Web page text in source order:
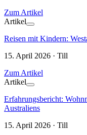
Zum Artikel
Artikel
Reisen mit Kindern:
15. April 2026 · Till
Zum Artikel
Artikel
Erfahrungsbericht:
Australiens
15. April 2026 · Till